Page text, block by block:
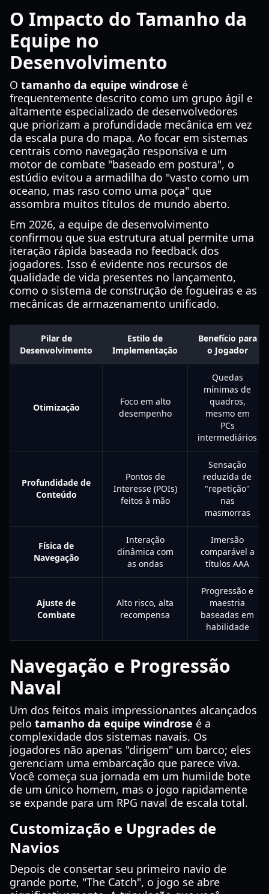
O Impacto do Tamanho da
Equipe no
Desenvolvimento
O tamanho da equipe windrose é
frequentemente descrito como um grupo ágil e
altamente especializado de desenvolvedores
que priorizam a profundidade mecânica em vez
da escala pura do mapa. Ao focar em sistemas
centrais como navegação responsiva e um
motor de combate "baseado em postura", o
estúdio evitou a armadilha do "vasto como um
oceano, mas raso como uma poça" que
assombra muitos títulos de mundo aberto.
Em 2026, a equipe de desenvolvimento
confirmou que sua estrutura atual permite uma
iteração rápida baseada no feedback dos
jogadores. Isso é evidente nos recursos de
qualidade de vida presentes no lançamento,
como o sistema de construção de fogueiras e as
mecânicas de armazenamento unificado.
Pilar de
Desenvolvimento
Estilo de
Implementação
Benefício para
o Jogador
Otimização
Foco em alto
desempenho
Quedas
mínimas de
quadros,
mesmo em
PCs
intermediários
Profundidade de
Conteúdo
Pontos de
Interesse (POIs)
feitos à mão
Sensação
reduzida de
"repetição"
nas
masmorras
Física de
Navegação
Interação
dinâmica com
as ondas
Imersão
comparável a
títulos AAA
Ajuste de
Combate
Alto risco, alta
recompensa
Progressão e
maestria
baseadas em
habilidade
Navegação e Progressão
Naval
Um dos feitos mais impressionantes alcançados
pelo tamanho da equipe windrose é a
complexidade dos sistemas navais. Os
jogadores não apenas "dirigem" um barco; eles
gerenciam uma embarcação que parece viva.
Você começa sua jornada em um humilde bote
de um único homem, mas o jogo rapidamente
se expande para um RPG naval de escala total.
Customização e Upgrades de
Navios
Depois de consertar seu primeiro navio de
grande porte, "The Catch", o jogo se abre